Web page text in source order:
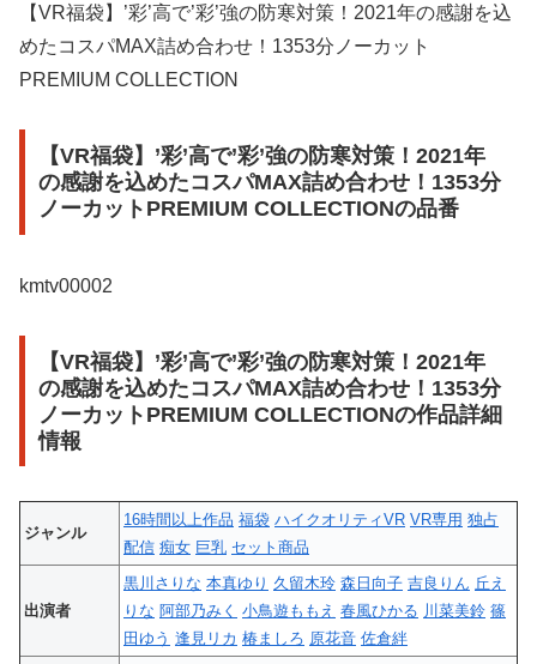
【VR福袋】’彩’高で’彩’強の防寒対策！2021年の感謝を込
めたコスパMAX詰め合わせ！1353分ノーカット
PREMIUM COLLECTION
【VR福袋】’彩’高で’彩’強の防寒対策！2021年
の感謝を込めたコスパMAX詰め合わせ！1353分
ノーカットPREMIUM COLLECTIONの品番
kmtv00002
【VR福袋】’彩’高で’彩’強の防寒対策！2021年
の感謝を込めたコスパMAX詰め合わせ！1353分
ノーカットPREMIUM COLLECTIONの作品詳細
情報
ジャンル
16時間以上作品 福袋 ハイクオリティVR VR専用 独占
配信 痴女 巨乳 セット商品
出演者
黒川さりな 本真ゆり 久留木玲 森日向子 吉良りん 丘え
りな 阿部乃みく 小鳥遊ももえ 春風ひかる 川菜美鈴 篠
田ゆう 逢見リカ 椿ましろ 原花音 佐倉絆